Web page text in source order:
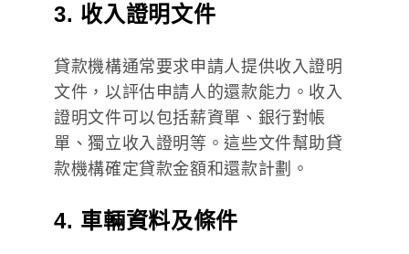
3. 收入證明文件
貸款機構通常要求申請人提供收入證明
文件，以評估申請人的還款能力。收入
證明文件可以包括薪資單、銀行對帳
單、獨立收入證明等。這些文件幫助貸
款機構確定貸款金額和還款計劃。
4. 車輛資料及條件